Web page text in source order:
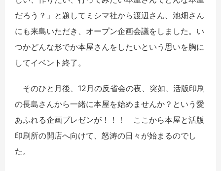
だろう？」と題してミシマ社から渡辺さん、池畑さん
にも来島いただき、オープン企画会議をしました。い
つかどんな形でか本屋さんをしたいという思いを胸に
してイベント終了。
そのひと月後、12月の反省会の夜、突如、活版印刷
の長島さんから一緒に本屋を始めませんか？という愛
あふれる企画プレゼンが！！！ ここから本屋と活版
印刷所の開店へ向けて、怒涛の日々が始まるのでし
た。